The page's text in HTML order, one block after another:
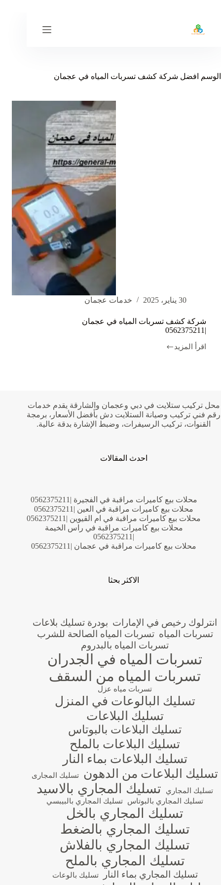
المحتوى
الوسم افضل شركة كشف تسربات المياه في عجمان
30 يناير، 2025 خدمات عجمان
شركة كشف تسربات المياه في عجمان
|0562375211
اقرأ المزيد
شركة
محل تركيب ستلايت في دبي وعجمان والشارقة يقدم خدمات
رقم فني تركيب وصيانة الستلايت دش بأفضل الأسعار، برمجة
القنوات، تركيب الرسيفرات، وضبط الإشارة بدقة عالية.
احدث المقالات
محلات بيع كاميرات مراقبة في الفجيرة |0562375211
محلات بيع كاميرات مراقبة في العين |0562375211
محلات بيع كاميرات مراقبة في ام القيوين |0562375211
محلات بيع كاميرات مراقبة في راس الخيمة
|0562375211
محلات بيع كاميرات مراقبة في عجمان |0562375211
الاكثر بحثا
انترلوك رخيص في الإمارات بودرة تسليك بلاعات
تسربات المياه تسربات المياه الصالحة للشرب
تسربات المياه بالبدروم
تسربات المياه في الجدران
تسربات المياه من السقف
تسربات مياه عزل
تسليك البالوعات في المنزل
تسليك البلاعات
تسليك البلاعات بالبوتاس
تسليك البلاعات بالملح
تسليك البلاعات بماء النار
تسليك البلاعات من الدهون تسليك المجارى
تسليك المجاري
تسليك المجاري بالاسيد
تسليك المجاري بالبوتاس تسليك المجاري بالبيبسي
تسليك المجاري بالخل
تسليك المجاري بالضغط
تسليك المجاري بالفلاش
تسليك المجاري بالملح
تسليك المجاري بماء النار تسليك بالوعات